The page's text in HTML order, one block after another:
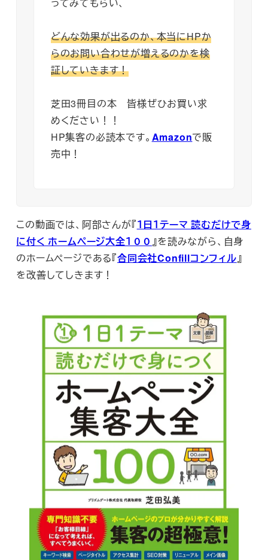
どんな効果が出るのか、本当にHPか
らのお問い合わせが増えるのかを検
証していきます！
芝田3冊目の本 皆様ぜひお買い求
めください！！
HP集客の必読本です。 Amazonで販
売中！
この動画では、阿部さんが『１日１テーマ 読むだけで身
に付く ホームページ大全１００ 』を読みながら、自身
のホームページである『合同会社Confillコンフィル』
を改善してしきます！